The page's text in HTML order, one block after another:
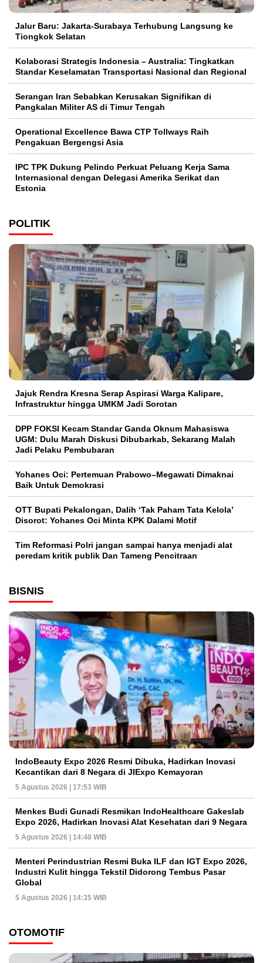
Jalur Baru: Jakarta-Surabaya Terhubung Langsung ke
Tiongkok Selatan
Kolaborasi Strategis Indonesia – Australia: Tingkatkan
Standar Keselamatan Transportasi Nasional dan Regional
Serangan Iran Sebabkan Kerusakan Signifikan di
Pangkalan Militer AS di Timur Tengah
Operational Excellence Bawa CTP Tollways Raih
Pengakuan Bergengsi Asia
IPC TPK Dukung Pelindo Perkuat Peluang Kerja Sama
Internasional dengan Delegasi Amerika Serikat dan
Estonia
POLITIK
Jajuk Rendra Kresna Serap Aspirasi Warga Kalipare,
Infrastruktur hingga UMKM Jadi Sorotan
DPP FOKSI Kecam Standar Ganda Oknum Mahasiswa
UGM: Dulu Marah Diskusi Dibubarkab, Sekarang Malah
Jadi Pelaku Pembubaran
Yohanes Oci: Pertemuan Prabowo–Megawati Dimaknai
Baik Untuk Demokrasi
OTT Bupati Pekalongan, Dalih ‘Tak Paham Tata Kelola’
Disorot: Yohanes Oci Minta KPK Dalami Motif
Tim Reformasi Polri jangan sampai hanya menjadi alat
peredam kritik publik Dan Tameng Pencitraan
BISNIS
IndoBeauty Expo 2026 Resmi Dibuka, Hadirkan Inovasi
Kecantikan dari 8 Negara di JIExpo Kemayoran
5 Agustus 2026 | 17:53 WIB
Menkes Budi Gunadi Resmikan IndoHealthcare Gakeslab
Expo 2026, Hadirkan Inovasi Alat Kesehatan dari 9 Negara
5 Agustus 2026 | 14:40 WIB
Menteri Perindustrian Resmi Buka ILF dan IGT Expo 2026,
Industri Kulit hingga Tekstil Didorong Tembus Pasar
Global
5 Agustus 2026 | 14:35 WIB
OTOMOTIF